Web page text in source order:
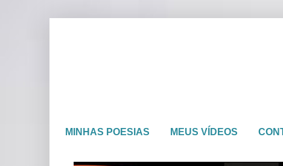
MINHAS POESIAS MEUS VÍDEOS